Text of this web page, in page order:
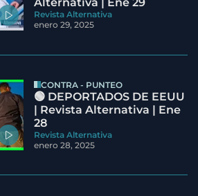
Alternativa | Ene 29
Revista Alternativa
enero 29, 2025
CONTRA - PUNTEO
🟢 DEPORTADOS DE EEUU
| Revista Alternativa | Ene
28
Revista Alternativa
enero 28, 2025